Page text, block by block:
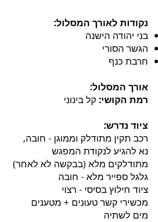
נקודות לאורך המסלול:
בני יהודה הישנה
הגשר הסורי
חרבת כנף
אורך המסלול:
רמת הקושי: קל בינוני
ציוד נדרש:
רכב תקין מתודלק וממוגן - חובה,
נא להגיע לנקודת המפגש
מתודלקים מלא (בבקשה לא לאחר)
גלגל ספייר מלא - חובה
ציוד חילוץ בסיסי - רצוי
מכשירי קשר טעונים + מטענים
מים לשתיה